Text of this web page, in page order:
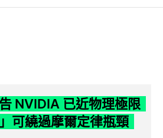
NVIDIA 已近物理極限
可繞過摩爾定律瓶頸